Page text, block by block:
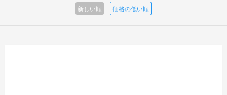
新しい順 価格の低い順